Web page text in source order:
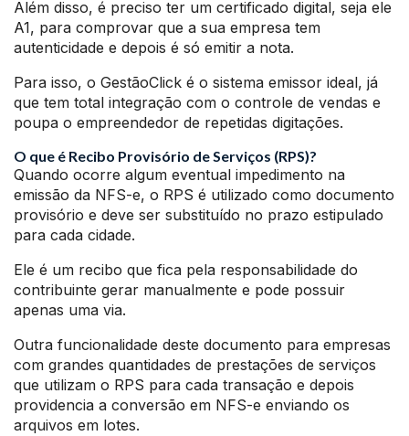
Além disso, é preciso ter um certificado digital, seja ele
A1, para comprovar que a sua empresa tem
autenticidade e depois é só emitir a nota.
Para isso, o GestãoClick é o sistema emissor ideal, já
que tem total integração com o controle de vendas e
poupa o empreendedor de repetidas digitações.
O que é Recibo Provisório de Serviços (RPS)?
Quando ocorre algum eventual impedimento na
emissão da NFS-e, o RPS é utilizado como documento
provisório e deve ser substituído no prazo estipulado
para cada cidade.
Ele é um recibo que fica pela responsabilidade do
contribuinte gerar manualmente e pode possuir
apenas uma via.
Outra funcionalidade deste documento para empresas
com grandes quantidades de prestações de serviços
que utilizam o RPS para cada transação e depois
providencia a conversão em NFS-e enviando os
arquivos em lotes.